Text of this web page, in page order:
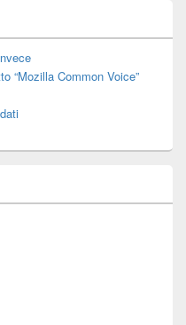
“Mozilla Common Voice”